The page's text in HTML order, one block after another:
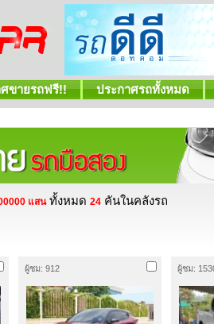
ศขายรถฟรี!! ประกาศรถทั้งหมด
แสนทั้งหมด 24 คันในคลังรถ
ผู้ชม: 912 ผู้ชม: